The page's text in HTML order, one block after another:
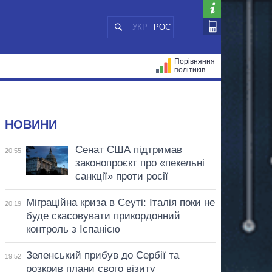
УКР РОС
Порівняння
політиків
НОВИНИ
20:55
Сенат США підтримав
законопроєкт про «пекельні
санкції» проти росії
20:19
Міграційна криза в Сеуті: Італія поки не
буде скасовувати прикордонний
контроль з Іспанією
19:52
Зеленський прибув до Сербії та
розкрив плани свого візиту